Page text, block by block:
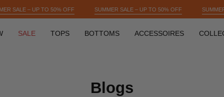
SUMMER SALE – UP TO 50% OFF SUMMER SALE – UP TO 50% OFF
SALE TOPS BOTTOMS ACCESSOIRES
Blogs